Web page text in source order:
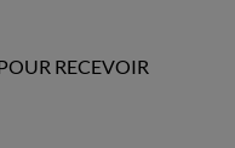
RECEVOIR